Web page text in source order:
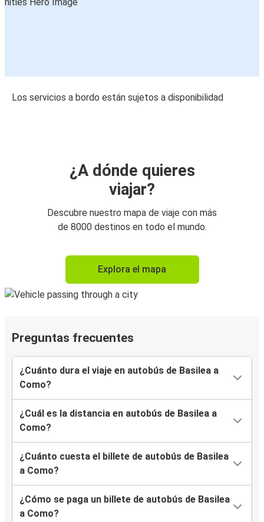
Los servicios a bordo están sujetos a disponibilidad
¿A dónde quieres
viajar?
Descubre nuestro mapa de viaje con más
de 8000 destinos en todo el mundo.
Explora el mapa
Preguntas frecuentes
¿Cuánto dura el viaje en autobús de Basilea a
Como?
¿Cuál es la distancia en autobús de Basilea a
Como?
¿Cuánto cuesta el billete de autobús de Basilea
a Como?
¿Cómo se paga un billete de autobús de Basilea
a Como?